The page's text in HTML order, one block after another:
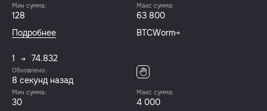
Мин сумма:
128
Макс сумма:
63 800
Подробнее
BTCWorm
1 74.832
Обновлено:
8 секунд назад
Мин сумма:
30
Макс сумма:
4 000